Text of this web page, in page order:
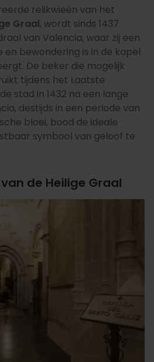
relikwieën van het
Graal, wordt sinds 1437
van Valencia, waar zij een
bewondering is in de kapel
De beker die mogelijk
tijdens het Laatste
stad in 1432 na een lange
destijds in een periode van
bloei, bood de ideale
symbool van geloof te
de Heilige Graal